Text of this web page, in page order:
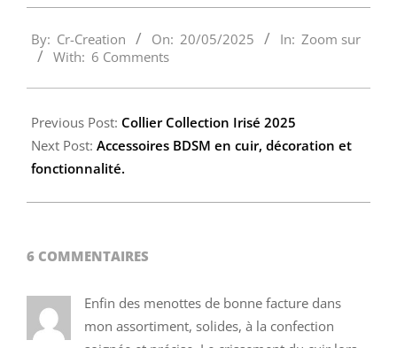
05-
20
By: Cr-Creation On: 20/05/2025 In: Zoom sur
With: 6 Comments
Previous Post: Collier Collection Irisé 2025
Next Post: Accessoires BDSM en cuir, décoration et
fonctionnalité.
6 COMMENTAIRES
Enfin des menottes de bonne facture dans
mon assortiment, solides, à la confection